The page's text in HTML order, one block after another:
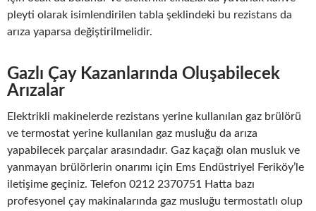
pleyti olarak isimlendirilen tabla şeklindeki bu rezistans da
arıza yaparsa değiştirilmelidir.
Gazlı Çay Kazanlarında Oluşabilecek
Arızalar
Elektrikli makinelerde rezistans yerine kullanılan gaz brülörü
ve termostat yerine kullanılan gaz musluğu da arıza
yapabilecek parçalar arasındadır. Gaz kaçağı olan musluk ve
yanmayan brülörlerin onarımı için Ems Endüstriyel Feriköy’le
iletişime geçiniz. Telefon 0212 2370751 Hatta bazı
profesyonel çay makinalarında gaz musluğu termostatlı olup